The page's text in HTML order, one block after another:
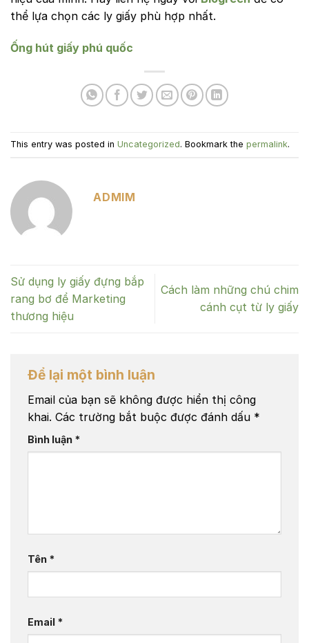
thể lựa chọn các ly giấy phù hợp nhất.
Ống hút giấy phú quốc
This entry was posted in Uncategorized. Bookmark the permalink.
ADMIM
Sử dụng ly giấy đựng bắp
rang bơ để Marketing
thương hiệu
Cách làm những chú chim
cánh cụt từ ly giấy
Để lại một bình luận
Email của bạn sẽ không được hiển thị công
khai. Các trường bắt buộc được đánh dấu *
Bình luận *
Tên *
Email *